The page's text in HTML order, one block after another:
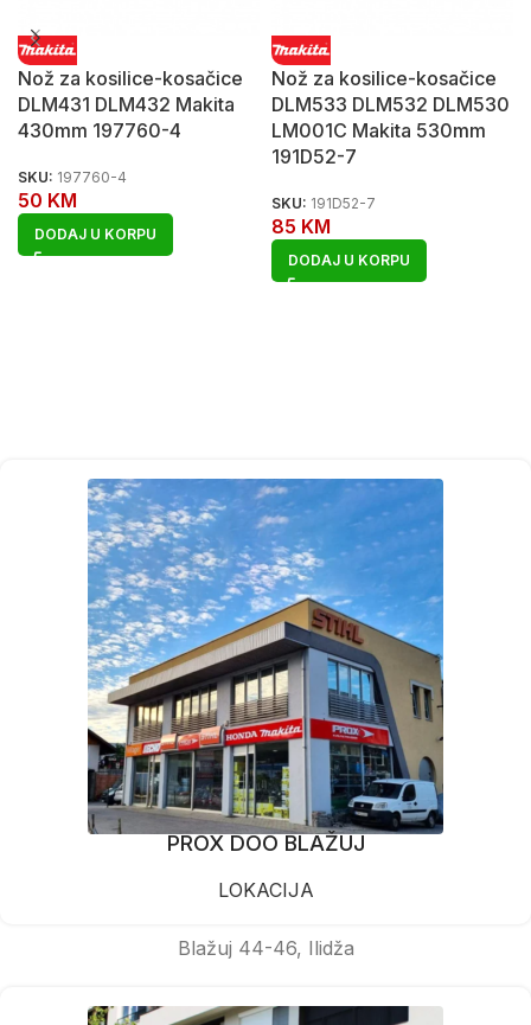
Nož za kosilice-kosačice
DLM431 DLM432 Makita
430mm 197760-4
SKU: 197760-4
50 KM
DODAJ U KORPU
Nož za kosilice-kosačice
DLM533 DLM532 DLM530
LM001C Makita 530mm
191D52-7
SKU: 191D52-7
85 KM
DODAJ U KORPU
PROX DOO BLAŽUJ
LOKACIJA
Blažuj 44-46, Ilidža